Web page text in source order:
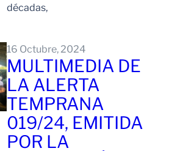
décadas,
16 Octubre, 2024
MULTIMEDIA DE
LA ALERTA
TEMPRANA
019/24, EMITIDA
POR LA